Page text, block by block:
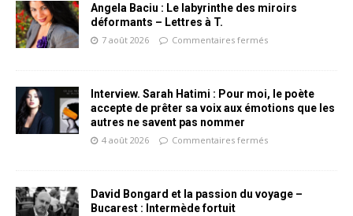
Angela Baciu : Le labyrinthe des miroirs
déformants – Lettres à T.
7 août 2026 Commentaires fermés
Interview. Sarah Hatimi : Pour moi, le poète
accepte de prêter sa voix aux émotions que les
autres ne savent pas nommer
4 août 2026 Commentaires fermés
David Bongard et la passion du voyage –
Bucarest : Intermède fortuit